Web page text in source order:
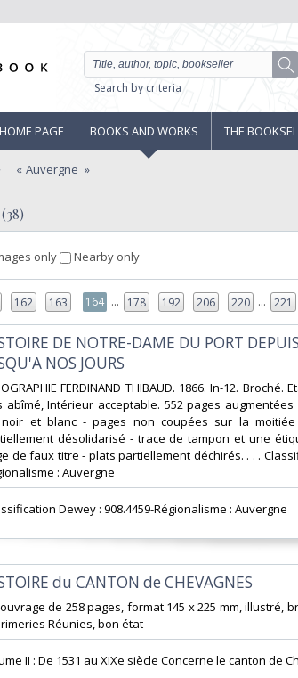
Search by criteria
HOME PAGE BOOKS AND WORKS THE
Auvergne
only Nearby only
162 163 164 ... 178 192 206 220 ... 221
DE NOTRE-DAME DU PORT
NOS JOURS‎
FERDINAND THIBAUD. 1866. In-12.
abîmé, Intérieur acceptable. 552 pages
et blanc - pages non coupées sur la
désolidarisé - trace de tampon et une
de faux titre - plats partiellement déchirés. . . .
: Auvergne‎
Dewey : 908.4459-Régionalisme : Auvergne‎
du CANTON de CHEVAGNES‎
de 258 pages, format 145 x 225 mm, illustré,
Réunies, bon état‎
II : De 1531 au XIXe siècle Concerne le canton de